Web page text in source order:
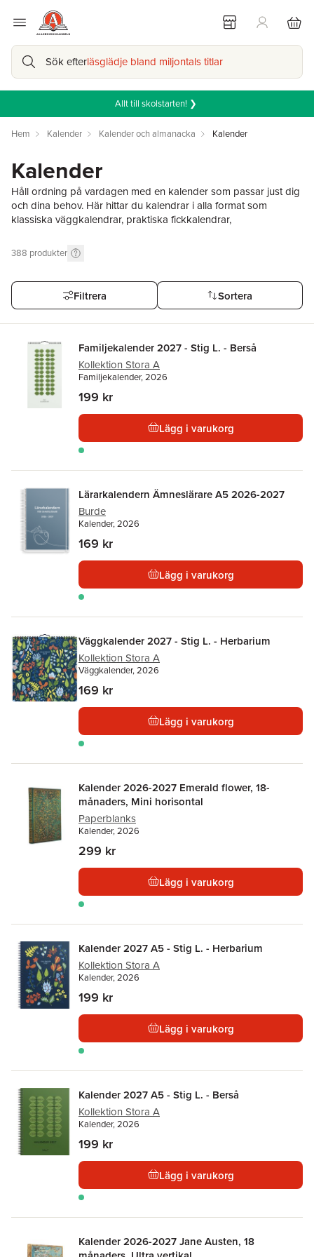
Sök efterläsglädje bland miljontals titlar
Allt till skolstarten! ❯
Hem Kalender Kalender och almanacka Kalender
Kalender
Håll ordning på vardagen med en kalender som passar just dig
och dina behov. Här hittar du kalendrar i alla format som
klassiska väggkalendrar, praktiska fickkalendrar,
att planera dina dagar, hålla koll på viktiga datum och skapa
struktur i jobb, studier och privatliv. Oavsett om du föredrar en
anteckningar finns något som matchar din planeringsstil.
388 produkter
Filtrera Sortera
Familjekalender 2027 - Stig L. - Berså
Kollektion Stora A
Familjekalender, 2026
199 kr
Lägg i varukorg
Lärarkalendern Ämneslärare A5 2026-2027
Burde
Kalender, 2026
169 kr
Lägg i varukorg
Väggkalender 2027 - Stig L. - Herbarium
Kollektion Stora A
Väggkalender, 2026
169 kr
Lägg i varukorg
Kalender 2026-2027 Emerald flower, 18-
månaders, Mini horisontal
Paperblanks
Kalender, 2026
299 kr
Lägg i varukorg
Kalender 2027 A5 - Stig L. - Herbarium
Kollektion Stora A
Kalender, 2026
199 kr
Lägg i varukorg
Kalender 2027 A5 - Stig L. - Berså
Kollektion Stora A
Kalender, 2026
199 kr
Lägg i varukorg
Kalender 2026-2027 Jane Austen, 18